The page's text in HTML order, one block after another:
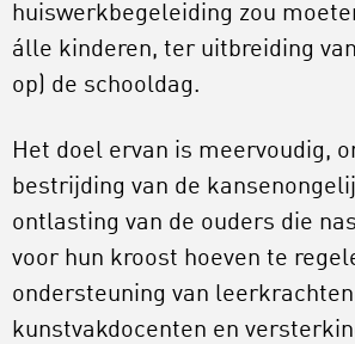
huiswerkbegeleiding zou
álle kinderen, ter uitbreiding
op) de schooldag.
Het doel ervan is meervoudig,
bestrijding van de
ontlasting van de ouders die
voor hun kroost hoeven te
ondersteuning van
kunstvakdocenten en